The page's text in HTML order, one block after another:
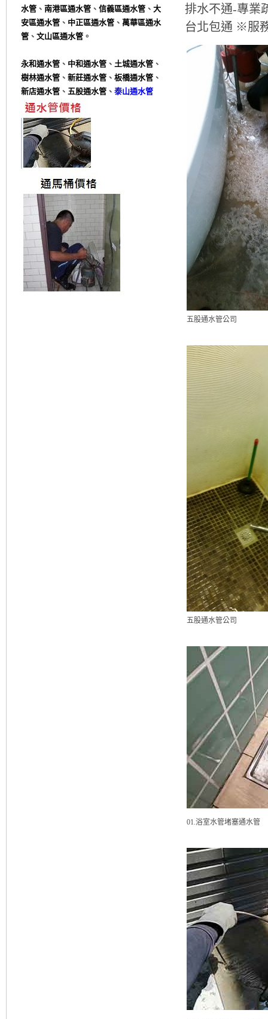
水管 、 南港區通水管 、 信義區通水管 、 大
安區通水管 、 中正區通水管 、 萬華區通水
管 、 文山區通水管 。
永和通水管 、 中和通水管 、 土城通水管 、
樹林通水管 、 新莊通水管 、 板橋通水管 、
新店通水管 、 五股通水管 、 泰山通水管
排水不通-專業
台北包通 ※服
五股通水管公司
五股通水管公司
01.浴室水管堵塞通水管